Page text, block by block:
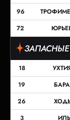
96
72
18
19
26
3